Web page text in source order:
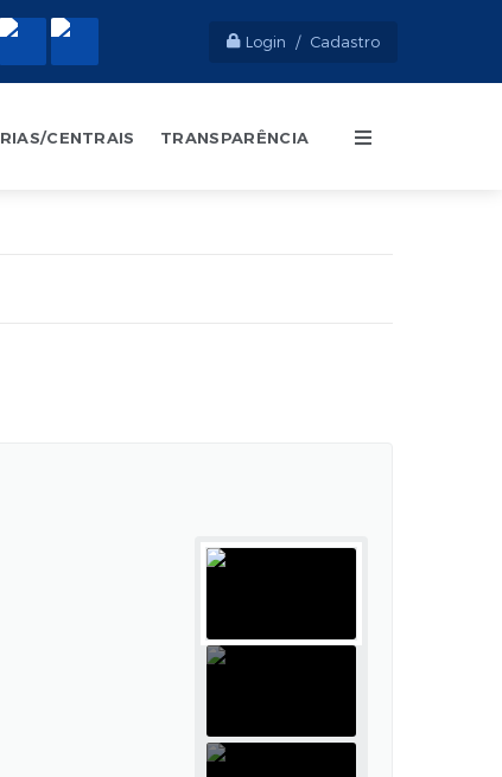
Login / Cadastro
CENTRAIS TRANSPARÊNCIA